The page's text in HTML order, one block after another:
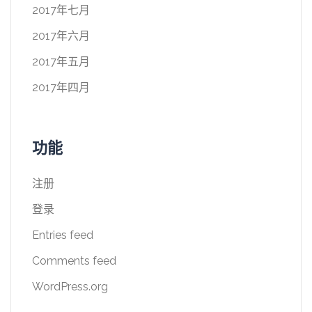
2017年七月
2017年六月
2017年五月
2017年四月
功能
注册
登录
Entries feed
Comments feed
WordPress.org